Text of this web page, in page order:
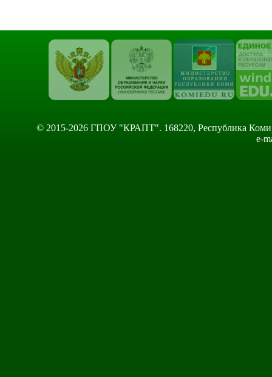
© 2015-2026 ГПОУ "КРАПТ". 168220, Республика Коми,
e-